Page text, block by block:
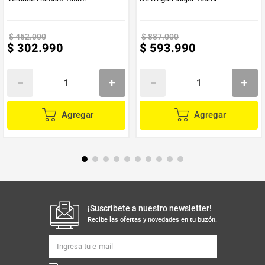
$452.000
$ 302.990
Agregar
$887.000
$ 593.990
Agregar
¡Suscribete a nuestro newsletter!
Recibe las ofertas y novedades en tu buzón.